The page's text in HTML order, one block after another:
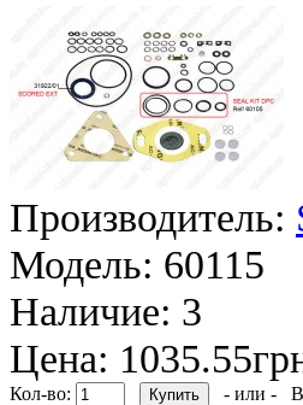
Производитель:
Модель: 60115
Наличие: 3
Цена:
Кол-во: - или -